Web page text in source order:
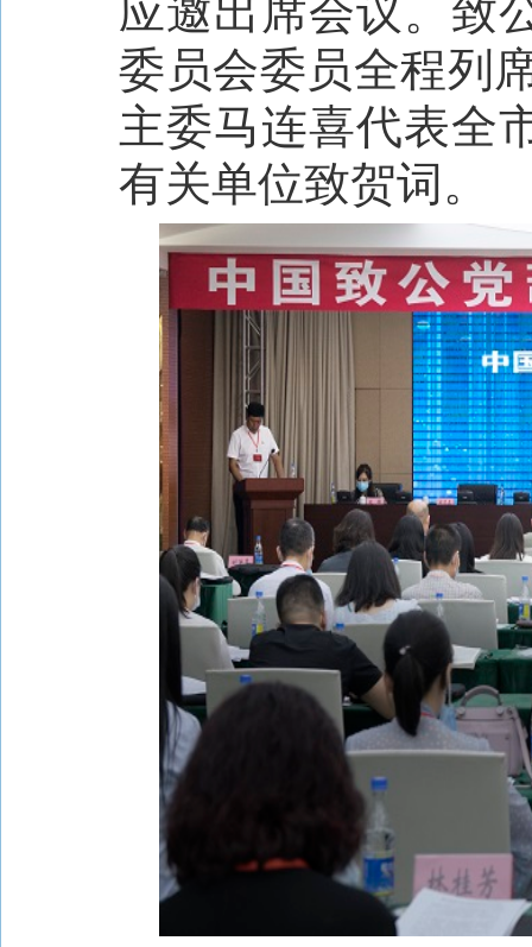
应邀出席会议。致
委员会委员全程列
主委马连喜代表全
有关单位致贺词。